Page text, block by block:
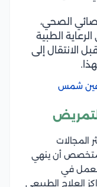
الصحي،
الطبية
الانتقال إلى
عين شمس
المجالات
أن ينهي
في
العلاج الطبيعي